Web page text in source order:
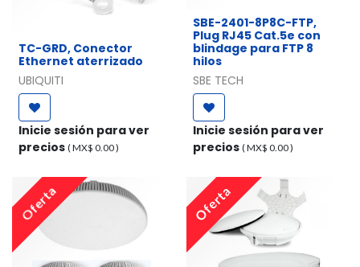
TC-GRD, Conector
Ethernet aterrizado
UBIQUITI
Inicie sesión para ver
precios ( MX$ 0.00)
​SBE-2401-8P8C-FTP,
Plug RJ45 Cat.5e con
blindage para FTP 8
hilos
SBE TECH
Inicie sesión para ver
precios ( MX$ 0.00)
Oferta Oferta